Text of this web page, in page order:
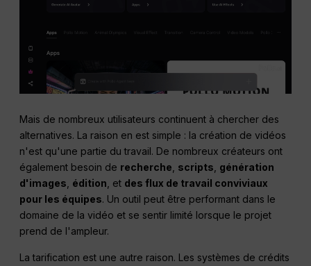
Mais de nombreux utilisateurs continuent à chercher des
alternatives. La raison en est simple : la création de vidéos
n'est qu'une partie du travail. De nombreux créateurs ont
également besoin de recherche scripts génération
d'images édition , et des flux de travail conviviaux
pour les équipes. Un outil peut être performant dans le
domaine de la vidéo et se sentir limité lorsque le projet
prend de l'ampleur.
La tarification est une autre raison. Les systèmes de crédits